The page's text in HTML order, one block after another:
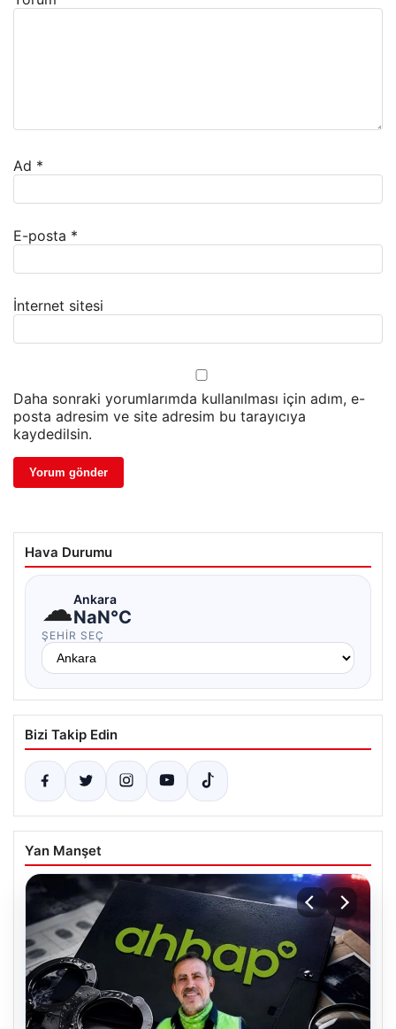
Ad *
E-posta *
İnternet sitesi
Daha sonraki yorumlarımda kullanılması için adım, e-
posta adresim ve site adresim bu tarayıcıya
kaydedilsin.
Hava Durumu
☁Ankara
NaN°C
ŞEHIR SEÇ
Bizi Takip Edin
Yan Manşet